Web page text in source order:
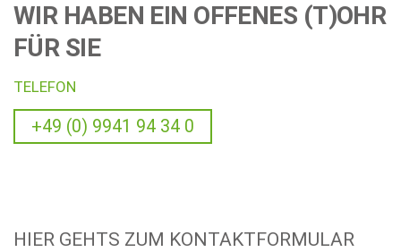
WIR HABEN EIN OFFENES (T)OHR
FÜR SIE
TELEFON
+49 (0) 9941 94 34 0
HIER GEHTS ZUM KONTAKTFORMULAR